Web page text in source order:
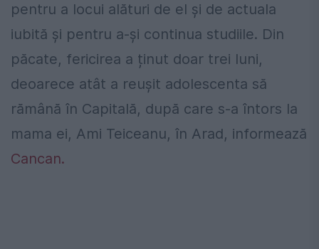
pentru a locui alături de el și de actuala
iubită și pentru a-și continua studiile. Din
păcate, fericirea a ținut doar trei luni,
deoarece atât a reuşit adolescenta să
rămână în Capitală, după care s-a întors la
mama ei, Ami Teiceanu, în Arad, informează
Cancan.